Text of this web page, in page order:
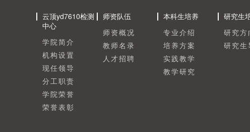
云顶yd7610检测
中心
学院简介
机构设置
现任领导
分工职责
学院荣誉
荣誉表彰
师资队伍
师资概况
教师名录
人才招聘
本科生培养
专业介绍
培养方案
实践教学
教学研究
研究生
研究方
研究生